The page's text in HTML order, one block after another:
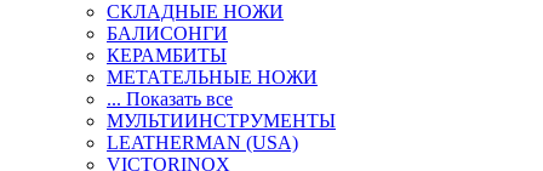
СКЛАДНЫЕ НОЖИ
БАЛИСОНГИ
КЕРАМБИТЫ
МЕТАТЕЛЬНЫЕ НОЖИ
... Показать все
МУЛЬТИИНСТРУМЕНТЫ
LEATHERMAN (USA)
VICTORINOX